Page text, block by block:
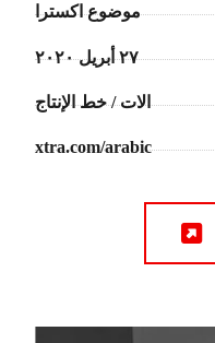
موضوع اکسترا
٢٧ أبريل ٢٠٢٠
الات / خط الإنتاج
xtra.com/arabic